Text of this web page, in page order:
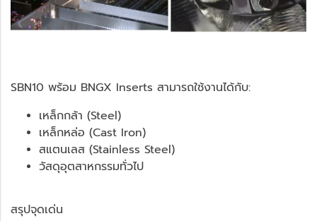
SBN10 พร้อม BNGX Inserts สามารถใช้งานได้กับ:
เหล็กกล้า (Steel)
เหล็กหล่อ (Cast Iron)
สแตนเลส (Stainless Steel)
วัสดุอุตสาหกรรมทั่วไป
สรุปจุดเด่น